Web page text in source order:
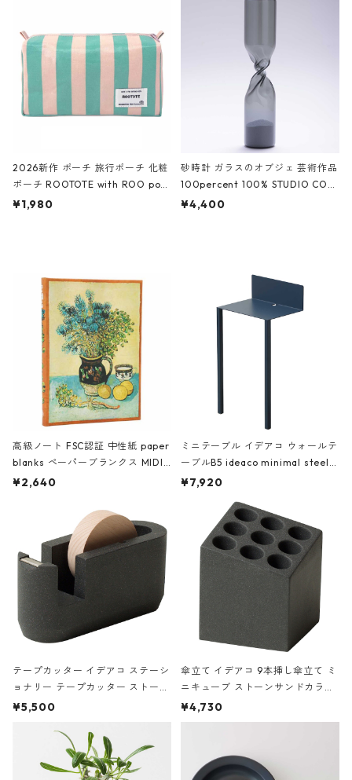
ーガンディー、オフホワイト
2026新作 ポーチ 旅行ポーチ 化粧
ポーチ ROOTOTE with ROO pou
ch 3532 ルートート WR.ポーチ.ラ
¥1,980
砂時計 ガラスのオブジェ 芸術作品
100percent 100% STUDIO COH
AKU Timeless 100パーセント ス
¥4,400
高級ノート FSC認証 中性紙 paper
blanks ペーパーブランクス MIDI
ハードカバー 罫線 ヴァン・ゴッホ
¥2,640
ミニテーブル イデアコ ウォールテ
ーブルB5 ideaco minimal steel f
urniture WALL Table B5 ネイビー
¥7,920
テープカッター イデアコ ステーシ
ョナリー テープカッター ストーン
サンドカラー 石調 ideaco Station
¥5,500
傘立て イデアコ 9本挿し傘立て ミ
ニキューブ ストーンサンドカラー
石調 ideaco Umbrella Stand CUB
E ストーンサンドブラック
¥4,730